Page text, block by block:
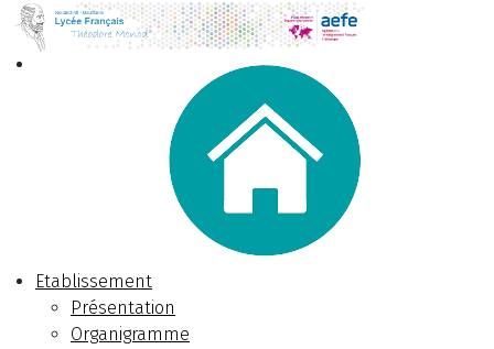
Etablissement
Présentation
Organigramme